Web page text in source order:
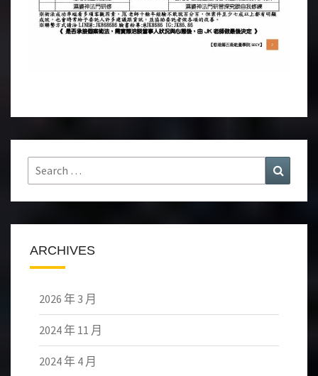
Search
for:
ARCHIVES
2026 年 3 月
2024 年 11 月
2024 年 4 月